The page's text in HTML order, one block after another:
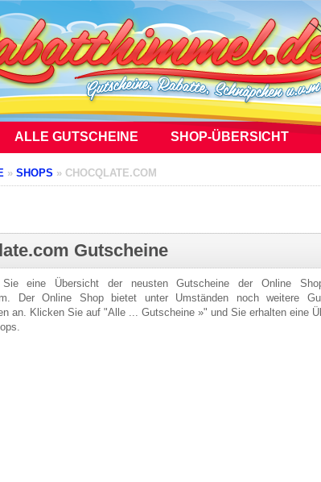
ALLE GUTSCHEINE SHOP-ÜBERSICHT
» SHOPS » CHOCQLATE.COM
Gutscheine
eine Übersicht der neusten Gutscheine der Online
Der Online Shop bietet unter Umständen noch weitere
an. Klicken Sie auf "Alle ... Gutscheine »" und Sie erhalten eine